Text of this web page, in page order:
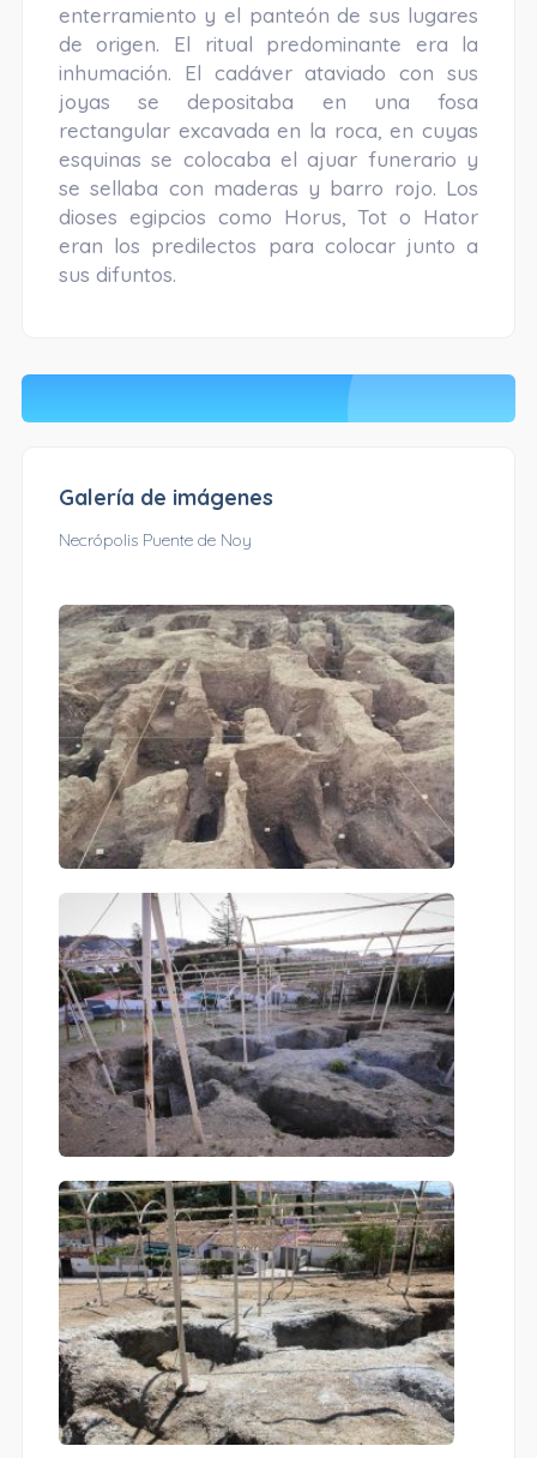
enterramiento y el panteón de sus lugares
de origen. El ritual predominante era la
inhumación. El cadáver ataviado con sus
joyas se depositaba en una fosa
rectangular excavada en la roca, en cuyas
esquinas se colocaba el ajuar funerario y
se sellaba con maderas y barro rojo. Los
dioses egipcios como Horus, Tot o Hator
eran los predilectos para colocar junto a
sus difuntos.
Galería de imágenes
Necrópolis Puente de Noy